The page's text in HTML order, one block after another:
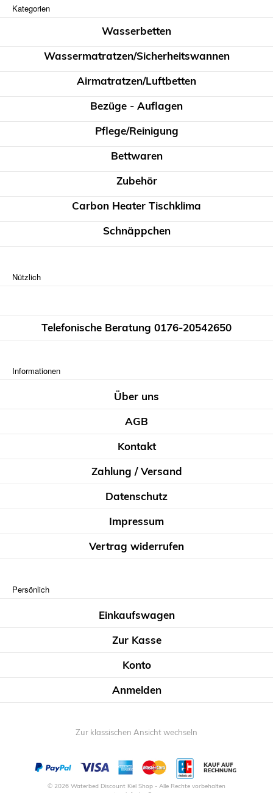
Kategorien
Wasserbetten
Wassermatratzen/Sicherheitswannen
Airmatratzen/Luftbetten
Bezüge - Auflagen
Pflege/Reinigung
Bettwaren
Zubehör
Carbon Heater Tischklima
Schnäppchen
Nützlich
Telefonische Beratung 0176-20542650
Informationen
Über uns
AGB
Kontakt
Zahlung / Versand
Datenschutz
Impressum
Vertrag widerrufen
Persönlich
Einkaufswagen
Zur Kasse
Konto
Anmelden
Zur klassischen Ansicht wechseln
© 2026 Waterbed Discount Kiel Shop - Alle Rechte vorbehalten